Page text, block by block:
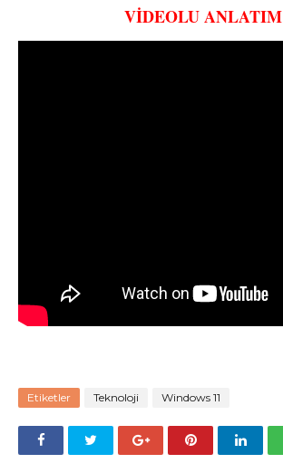
VİDEOLU ANLATIM
Etiketler Teknoloji Windows 11